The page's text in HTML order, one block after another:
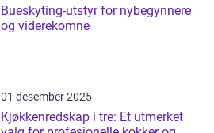
Bueskyting-utstyr for nybegynnere
og viderekomne
01 desember 2025
Kjøkkenredskap i tre: Et utmerket